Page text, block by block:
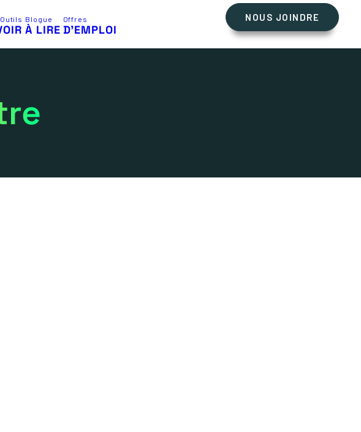
Blogue
À LIRE
Offres
D’EMPLOI
NOUS JOINDRE